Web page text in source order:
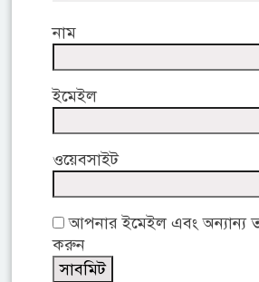
নাম
ইমেইল
ওয়েবসাইট
আপনার ইমেইল এবং অন্যান্য
করুন